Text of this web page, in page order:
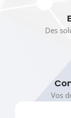
Des
Vos